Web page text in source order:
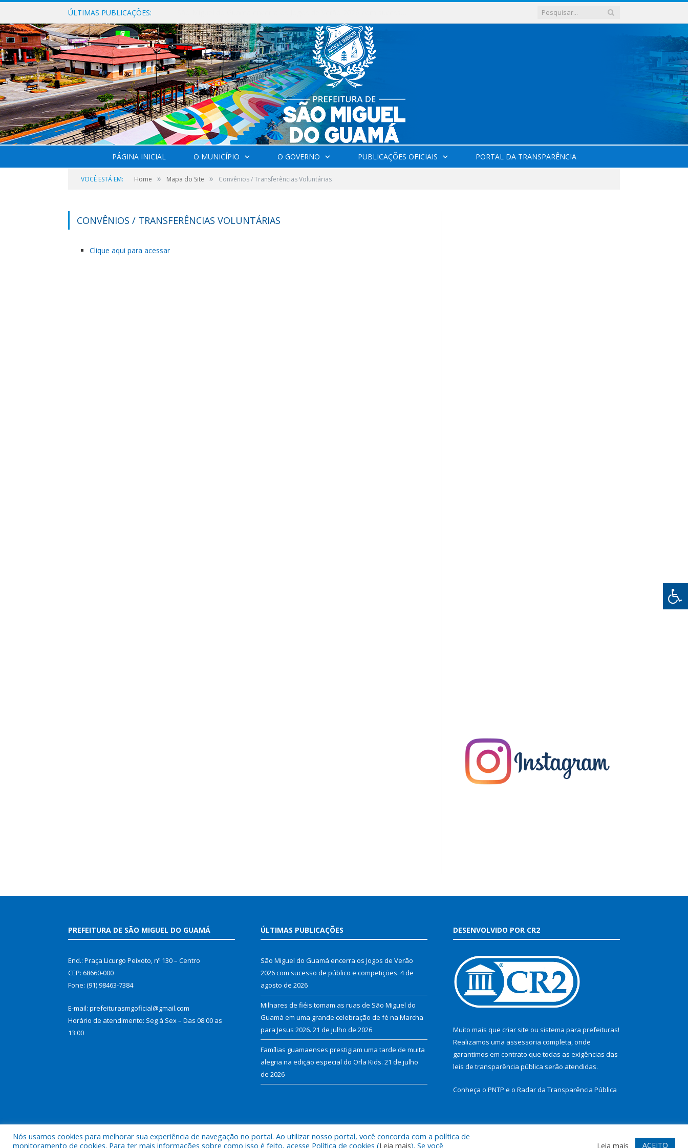
ÚLTIMAS PUBLICAÇÕES:
PÁGINA INICIAL O MUNICÍPIO O GOVERNO PUBLICAÇÕES OFICIAIS PORTAL DA TRANSPARÊNCIA
VOCÊ ESTÁ EM: Home » Mapa do Site » Convênios / Transferências Voluntárias
CONVÊNIOS / TRANSFERÊNCIAS VOLUNTÁRIAS
Clique aqui para acessar
PREFEITURA DE SÃO MIGUEL DO GUAMÁ
End.: Praça Licurgo Peixoto, nº 130 – Centro
CEP: 68660-000
Fone: (91) 98463-7384
E-mail: prefeiturasmgoficial@gmail.com
Horário de atendimento: Seg à Sex – Das 08:00 as
13:00
ÚLTIMAS PUBLICAÇÕES
São Miguel do Guamá encerra os Jogos de Verão
2026 com sucesso de público e competições. 4 de
agosto de 2026
Milhares de fiéis tomam as ruas de São Miguel do
Guamá em uma grande celebração de fé na Marcha
para Jesus 2026. 21 de julho de 2026
Famílias guamaenses prestigiam uma tarde de muita
alegria na edição especial do Orla Kids. 21 de julho
de 2026
DESENVOLVIDO POR CR2
Muito mais que criar site ou sistema para prefeituras!
Realizamos uma assessoria completa, onde
garantimos em contrato que todas as exigências das
leis de transparência pública serão atendidas.
Conheça o PNTP e o Radar da Transparência Pública
Todos os direitos reservados a Prefeitura Municipal de São Miguel do Guamá. Mapa do Site Acessar Webmail
Nós usamos cookies para melhorar sua experiência de navegação no portal. Ao utilizar nosso portal, você concorda com a política de
monitoramento de cookies. Para ter mais informações sobre como isso é feito, acesse Política de cookies (Leia mais). Se você Leia mais ACEITO